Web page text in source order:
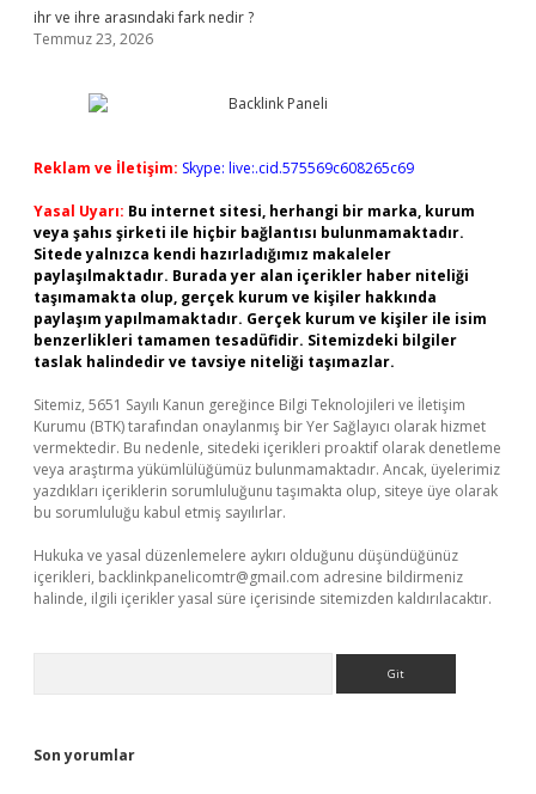
ihr ve ihre arasındaki fark nedir ?
Temmuz 23, 2026
Reklam ve İletişim: Skype: live:.cid.575569c608265c69
Yasal Uyarı: Bu internet sitesi, herhangi bir marka, kurum
veya şahıs şirketi ile hiçbir bağlantısı bulunmamaktadır.
Sitede yalnızca kendi hazırladığımız makaleler
paylaşılmaktadır. Burada yer alan içerikler haber niteliği
taşımamakta olup, gerçek kurum ve kişiler hakkında
paylaşım yapılmamaktadır. Gerçek kurum ve kişiler ile isim
benzerlikleri tamamen tesadüfidir. Sitemizdeki bilgiler
taslak halindedir ve tavsiye niteliği taşımazlar.
Sitemiz, 5651 Sayılı Kanun gereğince Bilgi Teknolojileri ve İletişim
Kurumu (BTK) tarafından onaylanmış bir Yer Sağlayıcı olarak hizmet
vermektedir. Bu nedenle, sitedeki içerikleri proaktif olarak denetleme
veya araştırma yükümlülüğümüz bulunmamaktadır. Ancak, üyelerimiz
yazdıkları içeriklerin sorumluluğunu taşımakta olup, siteye üye olarak
bu sorumluluğu kabul etmiş sayılırlar.
Hukuka ve yasal düzenlemelere aykırı olduğunu düşündüğünüz
içerikleri, backlinkpanelicomtr@gmail.com adresine bildirmeniz
halinde, ilgili içerikler yasal süre içerisinde sitemizden kaldırılacaktır.
Son yorumlar